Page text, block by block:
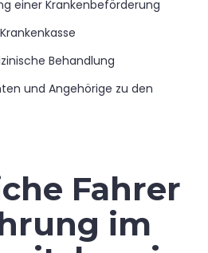
einer Krankenbeförderung
Behandlung
und Angehörige zu den
Fahrer
im